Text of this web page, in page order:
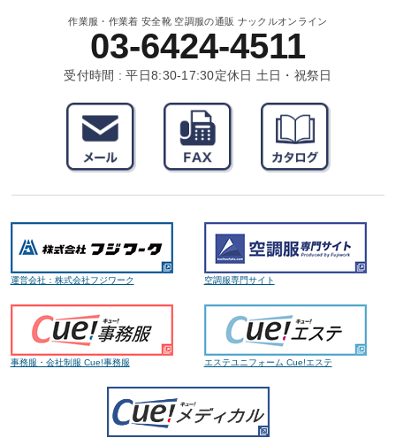
作業服・作業着 安全靴 空調服の通販 ナックルオンライン
03-6424-4511
受付時間 : 平日8:30-17:30定休日 土日・祝祭日
運営会社：株式会社フジワーク 空調服専門サイト
事務服・会社制服 Cue!事務服 エステユニフォーム Cue!エステ